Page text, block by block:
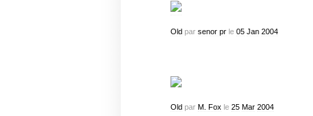
Old par senor prle 05 Jan 2004
Old par M. Fox le 25 Mar 2004